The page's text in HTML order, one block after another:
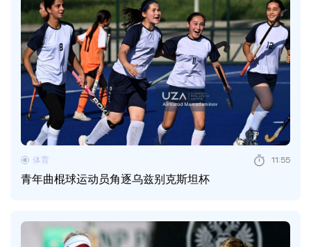
青年曲棍球运动员角逐乌兹别克斯坦杯
体育 11:55